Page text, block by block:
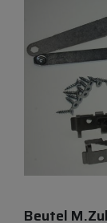
Beutel